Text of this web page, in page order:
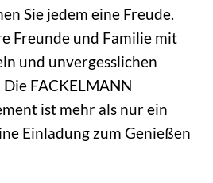
Sie jedem eine Freude.
Freunde und Familie mit
und unvergesslichen
FACKELMANN
ist mehr als nur ein
Einladung zum Genießen